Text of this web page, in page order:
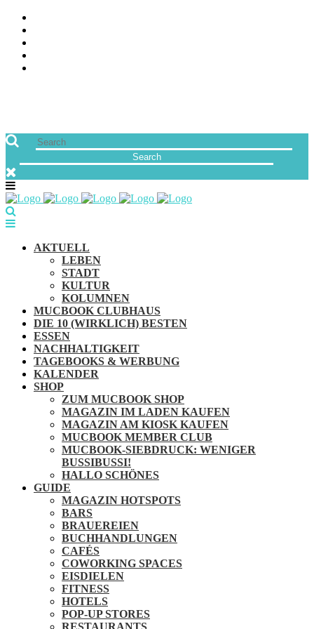
AKTUELL
LEBEN
STADT
KULTUR
KOLUMNEN
MUCBOOK CLUBHAUS
DIE 10 (WIRKLICH) BESTEN
ESSEN
NACHHALTIGKEIT
TAGEBOOKS & WERBUNG
KALENDER
SHOP
ZUM MUCBOOK SHOP
MAGAZIN IM LADEN KAUFEN
MAGAZIN AM KIOSK KAUFEN
MUCBOOK MEMBER CLUB
MUCBOOK-SIEBDRUCK: WENIGER
BUSSIBUSSI!
HALLO SCHÖNES
GUIDE
MAGAZIN HOTSPOTS
BARS
BRAUEREIEN
BUCHHANDLUNGEN
CAFÉS
COWORKING SPACES
EISDIELEN
FITNESS
HOTELS
POP-UP STORES
RESTAURANTS